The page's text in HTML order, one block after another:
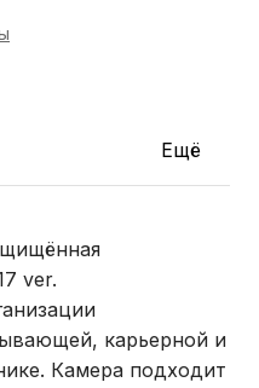
Ещё
ver.
карьерной и
Камера подходит